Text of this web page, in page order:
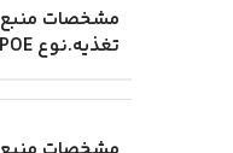
مشخصات منبع
تغذیه.نوع POE ورودی